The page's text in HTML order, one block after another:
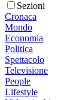
Sezioni
Cronaca
Mondo
Economia
Politica
Spettacolo
Televisione
People
Lifestyle